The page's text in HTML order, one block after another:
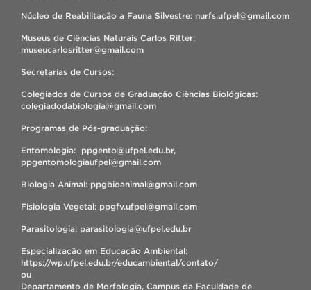
Núcleo de Reabilitação a Fauna Silvestre: nurfs.ufpel@gmail.com
Museus de Ciências Naturais Carlos Ritter:
museucarlosritter@gmail.com
Secretarias de Cursos:
Colegiados de Cursos de Graduação Ciências Biológicas:
colegiadodabiologia@gmail.com
Programas de Pós-graduação:
Entomologia: ppgento@ufpel.edu.br,
ppgentomologiaufpel@gmail.com
Biologia Animal: ppgbioanimal@gmail.com
Fisiologia Vegetal: ppgfv.ufpel@gmail.com
Parasitologia: parasitologia@ufpel.edu.br
Especialização em Educação Ambiental:
https://wp.ufpel.edu.br/educambiental/contato/
ou
Departamento de Morfologia, Campus da Faculdade de